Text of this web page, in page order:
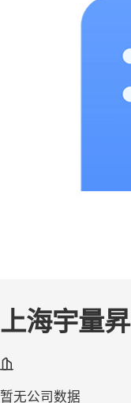
上海宇量昇
暂无公司数据